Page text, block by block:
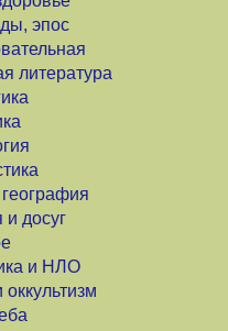
эпос
литература
и досуг
и НЛО